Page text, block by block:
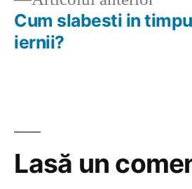
Cum slabesti in
iernii?
Lasă un